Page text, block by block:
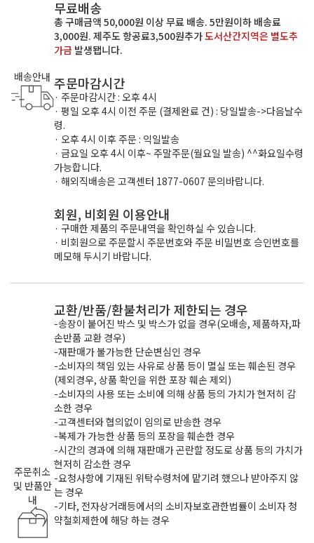
배송안내
무료배송
총 구매금액 50,000원 이상 무료 배송. 5만원이하 배송료
3,000원. 제주도 항공료3,500원추가도서산간지역은 별도추
가금 발생됍니다.
주문마감시간
· 주문마감시간 : 오후 4시
· 평일 오후 4시 이전 주문 (결제완료 건) : 당일발송->다음날수
령.
· 오후 4시 이후 주문 : 익일발송
· 금요일 오후 4시 이후~ 주말주문(월요일 발송) ^^화요일수령
가능합니다.
· 해외직배송은 고객센터 1877-0607 문의바랍니다.
회원, 비회원 이용안내
· 구매한 제품의 주문내역을 확인하실 수 있습니다.
· 비회원으로 주문할시 주문번호와 주문 비밀번호 승인번호를
메모해 두시기 바랍니다.
주문취소
및 반품안
내
교환/반품/환불처리가 제한되는 경우
-송장이 붙어진 박스 및 박스가 없을 경우(오배송, 제품하자,파
손반품 교환 경우)
-재판매가 불가능한 단순변심인 경우
-소비자의 책임 있는 사유로 상품 등이 멸실 또는 훼손된 경우
(제외경우, 상품 확인을 위한 포장 훼손 제외)
-소비자의 사용 또는 소비에 의해 상품 등의 가치가 현저히 감
소한 경우
-고객센터와 협의없이 임의로 반송한 경우
-복제가 가능한 상품 등의 포장을 훼손한 경우
-시간의 경과에 의해 재판매가 곤란할 정도로 상품 등의 가치가
현저히 감소한 경우
-요청사항에 기재된 위탁수령처에 맡기려 했으나 받아주지 않
는 경우
-기타, 전자상거래등에서의 소비자보호관한법률이 소비자 청
약철회제한에 해당 하는 경우